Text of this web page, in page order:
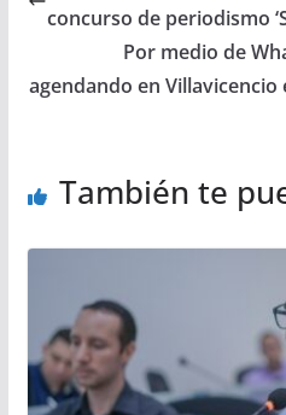
concurso de periodismo
Por medio de
agendando en
También te